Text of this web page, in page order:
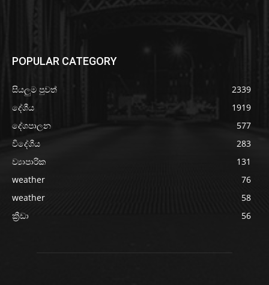
POPULAR CATEGORY
සියලුම පුවත්
2339
දේශීය
1919
දේශපාලන
577
විදේශීය
283
ව්‍යාපාරික
131
weather
76
weather
58
ක්‍රීඩා
56